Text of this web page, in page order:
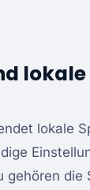
lokale
lokale
gehören die